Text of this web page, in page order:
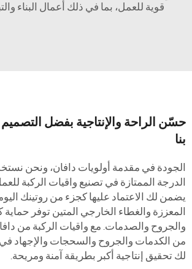
قوية للعمل، بما في ذلك أعمال البناء
حسّن الراحة والإنتاجية بفضل
بنا
الجودة في مقدمة أولويات دافان، ونحن
الدرجة الممتازة في تصنيع واقيات الركبة
يضمن لك الاعتماد عليها كجزء من روتينك
المعززة والغطاء الخارجي المتين توفر
والجروح والصدمات. مع واقيات الركبة من
من الكدمات والجروح والسحجات والإجهاد في
لك تحقيق إنتاجية أكبر بطريقة آمنة ومريحة.